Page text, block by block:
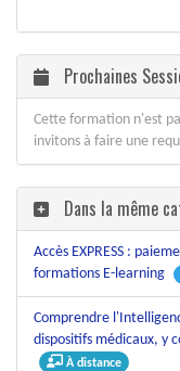
Prochaines
Cette formation n'est
invitons à faire une
Dans la même
Accès EXPRESS :
formations E-learning
Comprendre
dispositifs médicaux, y
À distance